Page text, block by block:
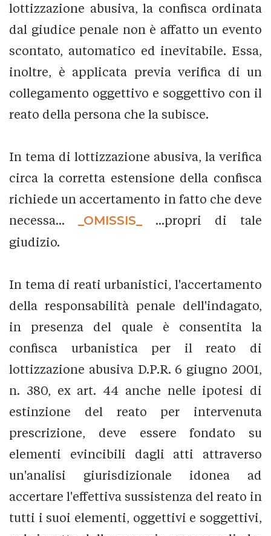
lottizzazione abusiva, la confisca ordinata
dal giudice penale non è affatto un evento
scontato, automatico ed inevitabile. Essa,
inoltre, è applicata previa verifica di un
collegamento oggettivo e soggettivo con il
reato della persona che la subisce.
In tema di lottizzazione abusiva, la verifica
circa la corretta estensione della confisca
richiede un accertamento in fatto che deve
necessa...
_OMISSIS_
...propri di tale
giudizio.
In tema di reati urbanistici, l'accertamento
della responsabilità penale dell'indagato,
in presenza del quale è consentita la
confisca urbanistica per il reato di
lottizzazione abusiva D.P.R. 6 giugno 2001,
n. 380, ex art. 44 anche nelle ipotesi di
estinzione del reato per intervenuta
prescrizione, deve essere fondato su
elementi evincibili dagli atti attraverso
un'analisi giurisdizionale idonea ad
accertare l'effettiva sussistenza del reato in
tutti i suoi elementi, oggettivi e soggettivi,